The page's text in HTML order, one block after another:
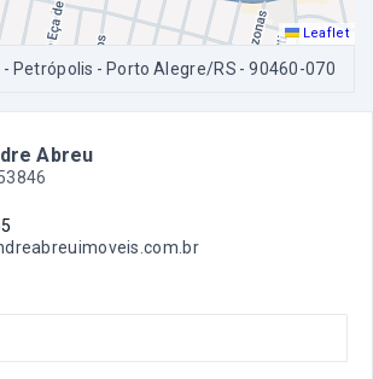
Leaflet
- Petrópolis - Porto Alegre/RS - 90460-070
Abreu